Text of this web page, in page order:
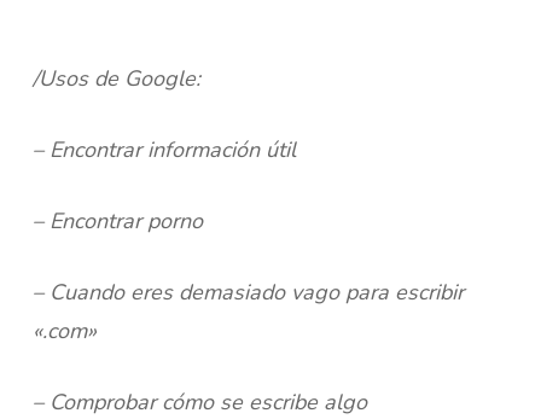
/Usos de Google:
– Encontrar información útil
– Encontrar porno
– Cuando eres demasiado vago para escribir
«.com»
– Comprobar cómo se escribe algo